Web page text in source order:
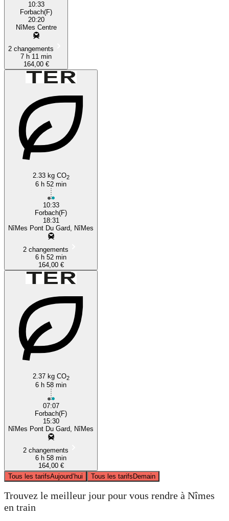
10:33
Forbach(F)
20:20
NîMes Centre
2 changements
7 h 11 min
164,00 €
2.33 kg CO2
6 h 52 min
10:33
Forbach(F)
18:31
NîMes Pont Du Gard, NîMes
2 changements
6 h 52 min
164,00 €
2.37 kg CO2
6 h 58 min
07:07
Forbach(F)
15:30
NîMes Pont Du Gard, NîMes
2 changements
6 h 58 min
164,00 €
Tous les tarifsAujourd’hui Tous les tarifsDemain
Trouvez le meilleur jour pour vous rendre à Nîmes
en train